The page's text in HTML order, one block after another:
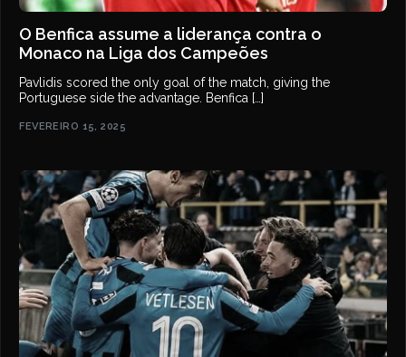
O Benfica assume a liderança contra o
Monaco na Liga dos Campeões
Pavlidis scored the only goal of the match, giving the
Portuguese side the advantage. Benfica […]
FEVEREIRO 15, 2025